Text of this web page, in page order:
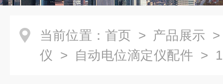
当前位置： 首页 > 产品展示
仪 > 自动电位滴定仪配件 >